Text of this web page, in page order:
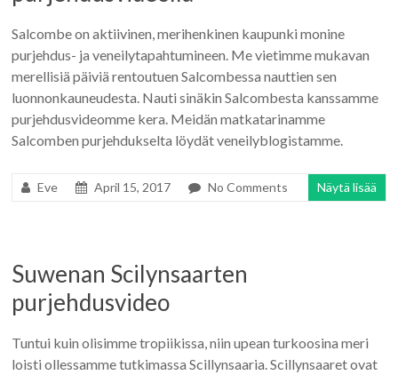
Salcombe on aktiivinen, merihenkinen kaupunki monine
purjehdus- ja veneilytapahtumineen. Me vietimme mukavan
merellisiä päiviä rentoutuen Salcombessa nauttien sen
luonnonkauneudesta. Nauti sinäkin Salcombesta kanssamme
purjehdusvideomme kera. Meidän matkatarinamme
Salcomben purjehdukselta löydät veneilyblogistamme.
Eve April 15, 2017 No Comments Näytä lisää
Suwenan Scilynsaarten
purjehdusvideo
Tuntui kuin olisimme tropiikissa, niin upean turkoosina meri
loisti ollessamme tutkimassa Scillynsaaria. Scillynsaaret ovat